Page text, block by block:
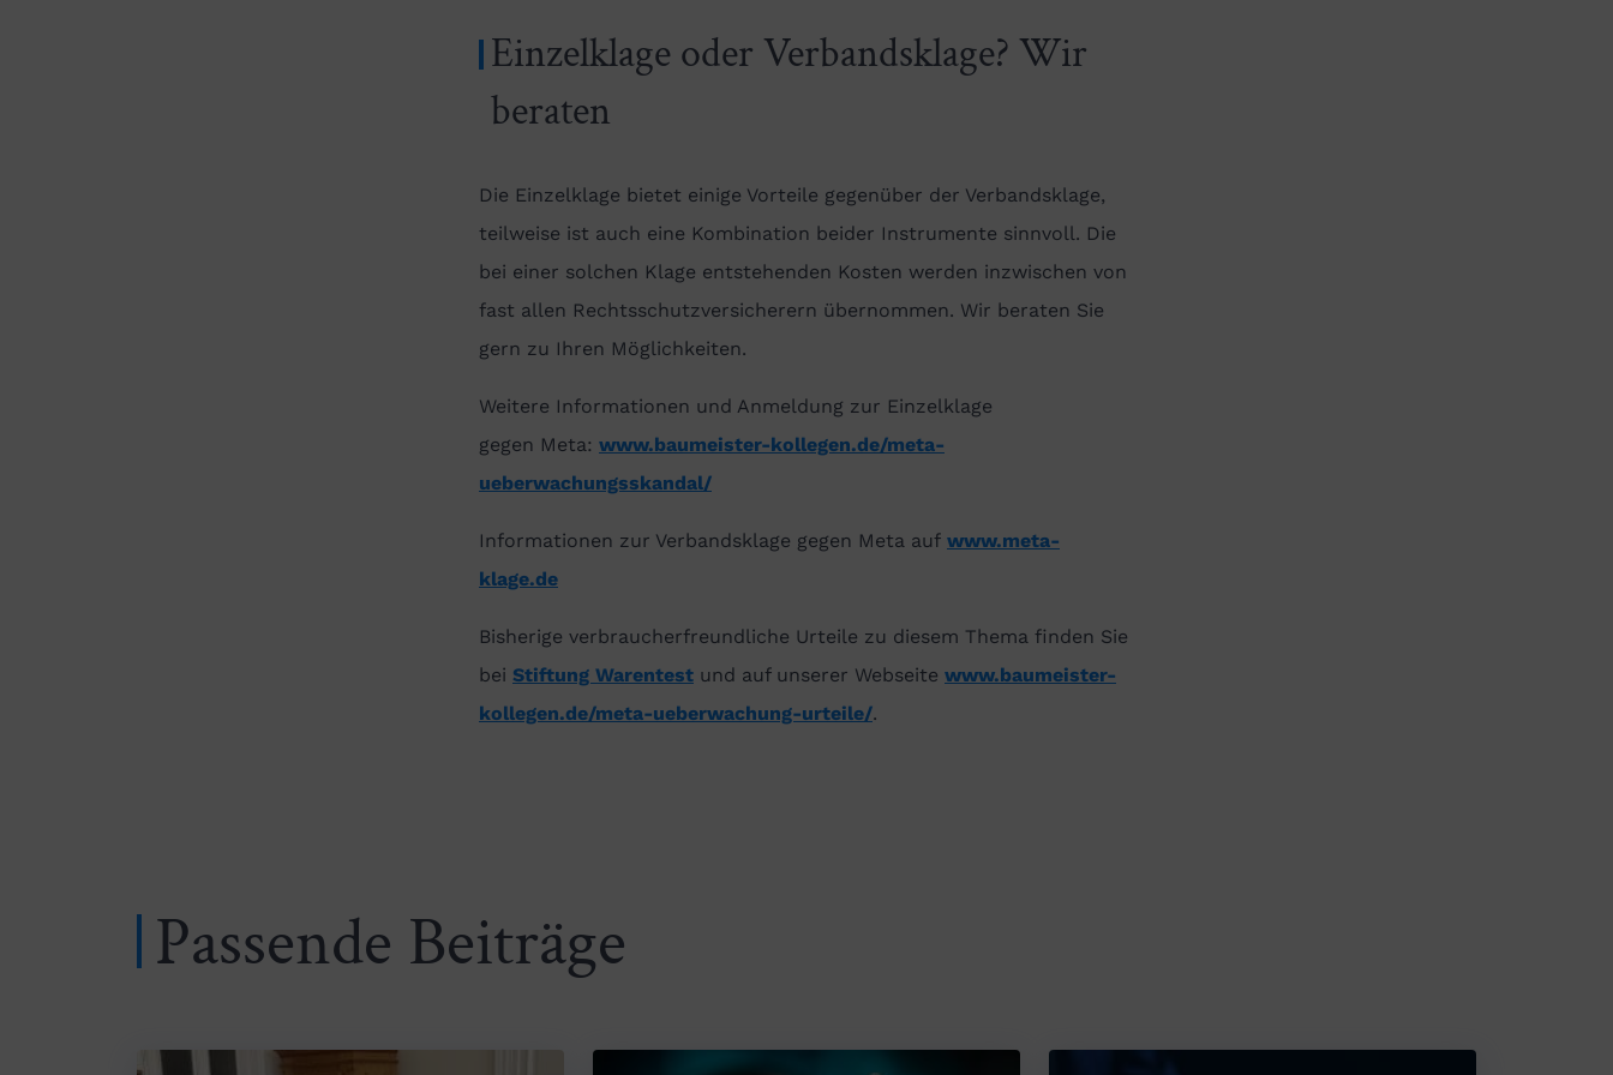
Einzelklage oder Verbandsklage? Wir
beraten
Die Einzelklage bietet einige Vorteile gegenüber der Verbandsklage,
teilweise ist auch eine Kombination beider Instrumente sinnvoll. Die
bei einer solchen Klage entstehenden Kosten werden inzwischen von
fast allen Rechtsschutzversicherern übernommen. Wir beraten Sie
gern zu Ihren Möglichkeiten.
Weitere Informationen und Anmeldung zur Einzelklage
gegen Meta: www.baumeister-kollegen.de/meta-
ueberwachungsskandal/
Informationen zur Verbandsklage gegen Meta auf www.meta-
klage.de
Bisherige verbraucherfreundliche Urteile zu diesem Thema finden Sie
bei Stiftung Warentest und auf unserer Webseite www.baumeister-
kollegen.de/meta-ueberwachung-urteile/.
Passende Beiträge